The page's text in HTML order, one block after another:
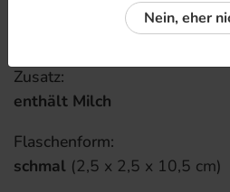
Verpackungseinheit:
PET 20x 20 ml
Zusatz:
enthält Milch
Flaschenform:
schmal (2,5 x 2,5 x 10,5 cm)
Nein, eher